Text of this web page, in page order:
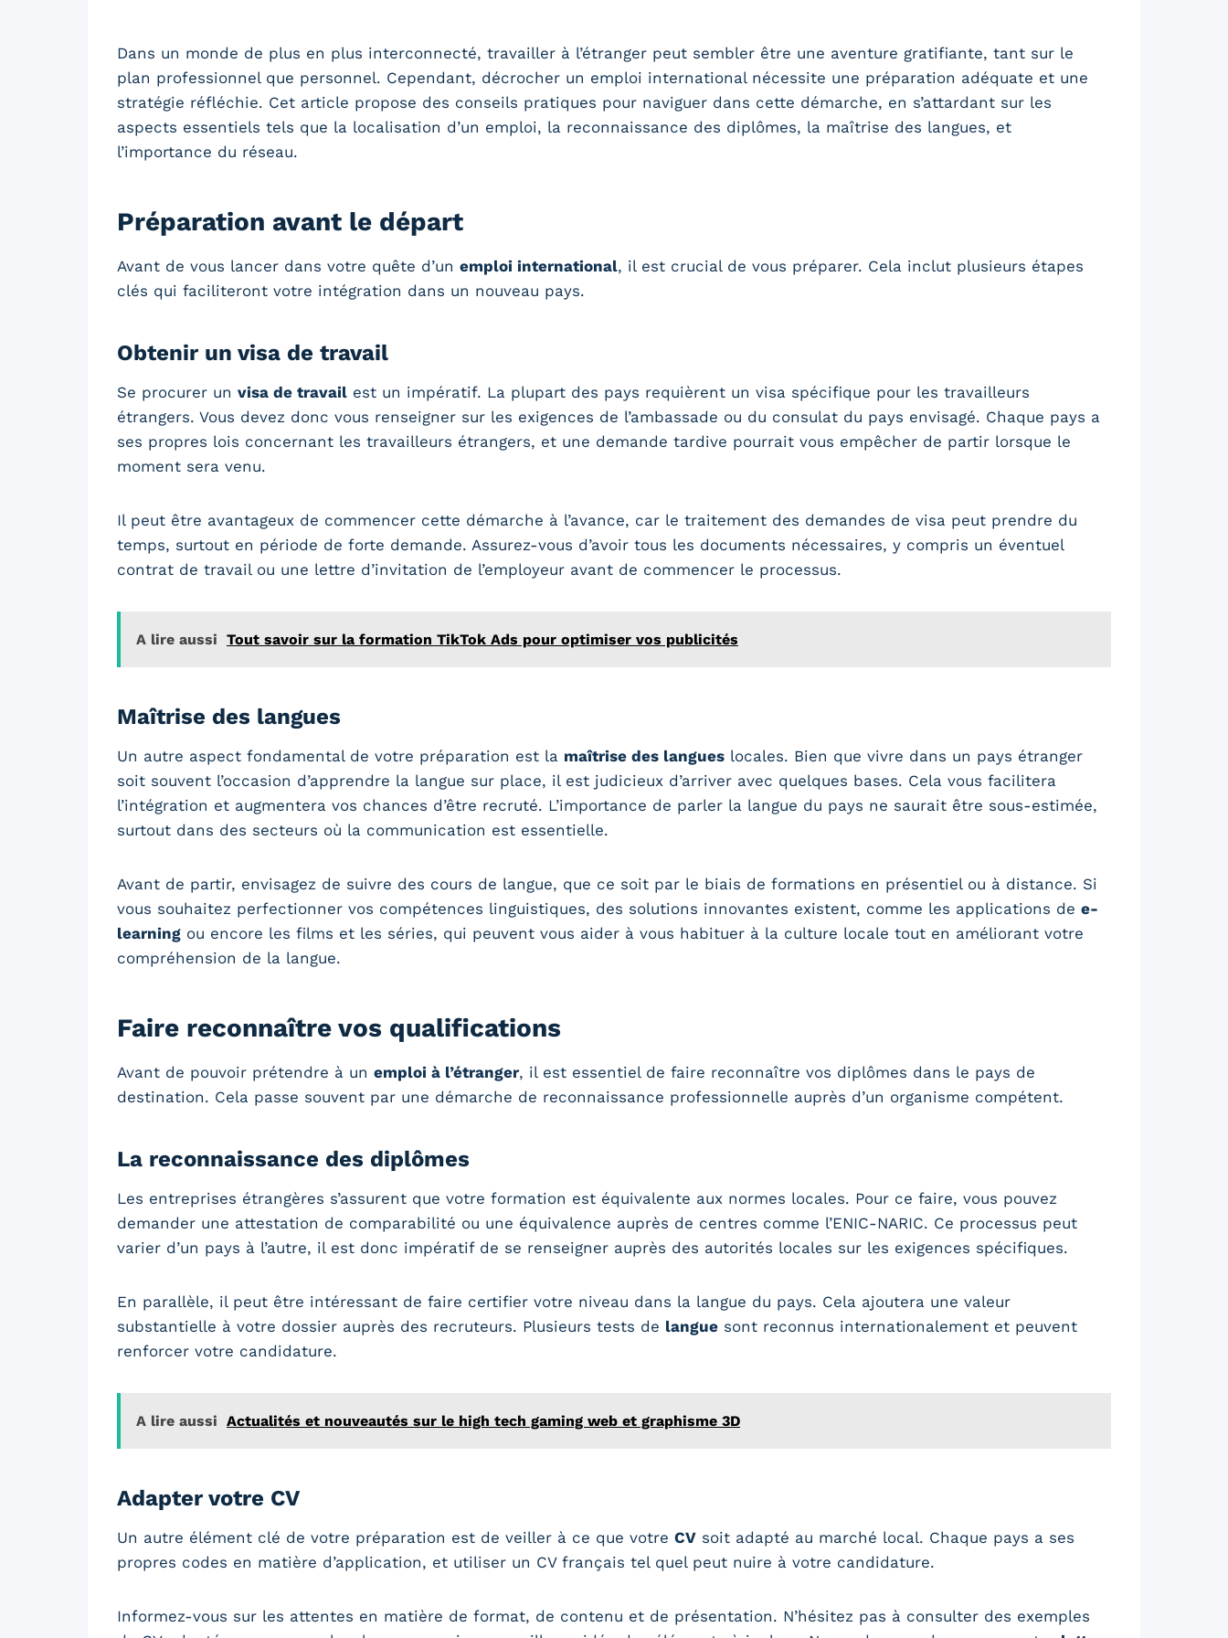
Dans un monde de plus en plus interconnecté, travailler à l’étranger peut sembler être une aventure gratifiante, tant sur le
plan professionnel que personnel. Cependant, décrocher un emploi international nécessite une préparation adéquate et une
stratégie réfléchie. Cet article propose des conseils pratiques pour naviguer dans cette démarche, en s’attardant sur les
aspects essentiels tels que la localisation d’un emploi, la reconnaissance des diplômes, la maîtrise des langues, et
l’importance du réseau.
Préparation avant le départ
Avant de vous lancer dans votre quête d’un emploi international, il est crucial de vous préparer. Cela inclut plusieurs étapes
clés qui faciliteront votre intégration dans un nouveau pays.
Obtenir un visa de travail
Se procurer un visa de travail est un impératif. La plupart des pays requièrent un visa spécifique pour les travailleurs
étrangers. Vous devez donc vous renseigner sur les exigences de l’ambassade ou du consulat du pays envisagé. Chaque pays a
ses propres lois concernant les travailleurs étrangers, et une demande tardive pourrait vous empêcher de partir lorsque le
moment sera venu.
Il peut être avantageux de commencer cette démarche à l’avance, car le traitement des demandes de visa peut prendre du
temps, surtout en période de forte demande. Assurez-vous d’avoir tous les documents nécessaires, y compris un éventuel
contrat de travail ou une lettre d’invitation de l’employeur avant de commencer le processus.
A lire aussi Tout savoir sur la formation TikTok Ads pour optimiser vos publicités
Maîtrise des langues
Un autre aspect fondamental de votre préparation est la maîtrise des langues locales. Bien que vivre dans un pays étranger
soit souvent l’occasion d’apprendre la langue sur place, il est judicieux d’arriver avec quelques bases. Cela vous facilitera
l’intégration et augmentera vos chances d’être recruté. L’importance de parler la langue du pays ne saurait être sous-estimée,
surtout dans des secteurs où la communication est essentielle.
Avant de partir, envisagez de suivre des cours de langue, que ce soit par le biais de formations en présentiel ou à distance. Si
vous souhaitez perfectionner vos compétences linguistiques, des solutions innovantes existent, comme les applications de e-
learning ou encore les films et les séries, qui peuvent vous aider à vous habituer à la culture locale tout en améliorant votre
compréhension de la langue.
Faire reconnaître vos qualifications
Avant de pouvoir prétendre à un emploi à l’étranger, il est essentiel de faire reconnaître vos diplômes dans le pays de
destination. Cela passe souvent par une démarche de reconnaissance professionnelle auprès d’un organisme compétent.
La reconnaissance des diplômes
Les entreprises étrangères s’assurent que votre formation est équivalente aux normes locales. Pour ce faire, vous pouvez
demander une attestation de comparabilité ou une équivalence auprès de centres comme l’ENIC-NARIC. Ce processus peut
varier d’un pays à l’autre, il est donc impératif de se renseigner auprès des autorités locales sur les exigences spécifiques.
En parallèle, il peut être intéressant de faire certifier votre niveau dans la langue du pays. Cela ajoutera une valeur
substantielle à votre dossier auprès des recruteurs. Plusieurs tests de langue sont reconnus internationalement et peuvent
renforcer votre candidature.
A lire aussi Actualités et nouveautés sur le high tech gaming web et graphisme 3D
Adapter votre CV
Un autre élément clé de votre préparation est de veiller à ce que votre CV soit adapté au marché local. Chaque pays a ses
propres codes en matière d’application, et utiliser un CV français tel quel peut nuire à votre candidature.
Informez-vous sur les attentes en matière de format, de contenu et de présentation. N’hésitez pas à consulter des exemples